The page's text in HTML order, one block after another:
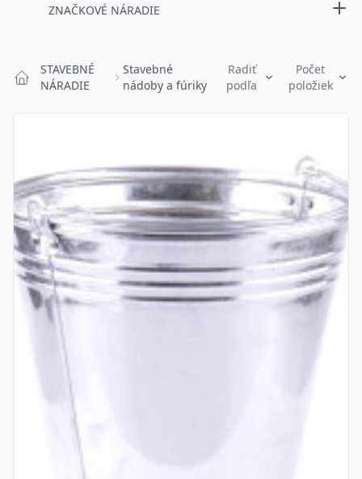
ZNAČKOVÉ NÁRADIE
STAVEBNÉ
NÁRADIE
Stavebné
nádoby a fúriky
Radiť
podľa
Počet
položiek